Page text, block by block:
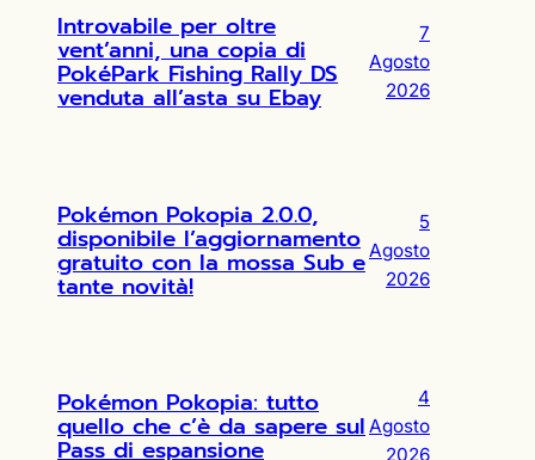
Introvabile per oltre
vent’anni, una copia di
PokéPark Fishing Rally DS
venduta all’asta su Ebay
7
Agosto
2026
Pokémon Pokopia 2.0.0,
disponibile l’aggiornamento
gratuito con la mossa Sub e
tante novità!
5
Agosto
2026
Pokémon Pokopia: tutto
quello che c’è da sapere sul
Pass di espansione
4
Agosto
2026